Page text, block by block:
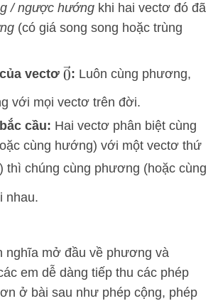
/ ngược hướng khi hai vectơ đó đã
(có giá song song hoặc trùng
vectơ 0→
: Luôn cùng phương,
với mọi vectơ trên đời.
cầu: Hai vectơ phân biệt cùng
cùng hướng) với một vectơ thứ
→
) thì chúng cùng phương (hoặc cùng
nhau.
nghĩa mở đầu về phương và
em dễ dàng tiếp thu các phép
ở bài sau như phép cộng, phép